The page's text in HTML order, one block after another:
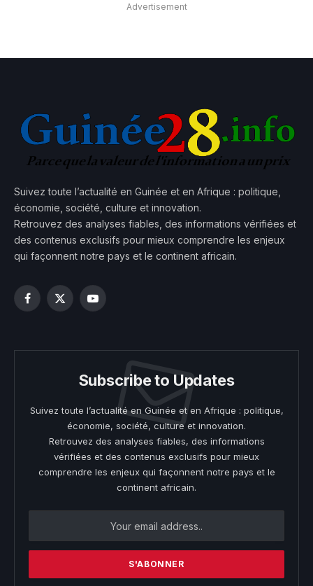
Advertisement
Suivez toute l’actualité en Guinée et en Afrique : politique,
économie, société, culture et innovation.
Retrouvez des analyses fiables, des informations vérifiées et
des contenus exclusifs pour mieux comprendre les enjeux
qui façonnent notre pays et le continent africain.
Facebook
X
YouTube
Subscribe to Updates
Suivez toute l’actualité en Guinée et en Afrique : politique,
économie, société, culture et innovation.
Retrouvez des analyses fiables, des informations
vérifiées et des contenus exclusifs pour mieux
comprendre les enjeux qui façonnent notre pays et le
continent africain.